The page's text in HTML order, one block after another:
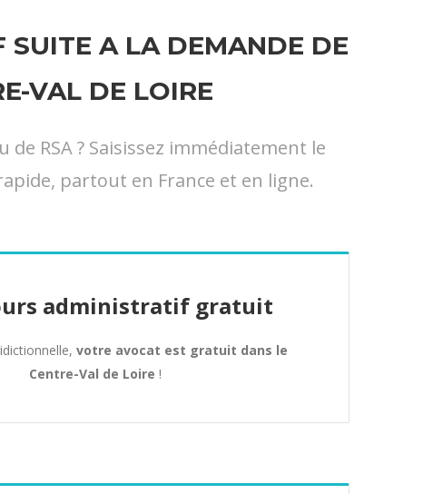
A LA DEMANDE DE
VAL DE LOIRE
RSA ? Saisissez immédiatement le
partout en France et en ligne.
administratif gratuit
votre avocat est gratuit dans le
Centre-Val de Loire !